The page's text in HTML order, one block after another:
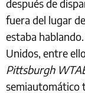
después de
fuera del lugar
estaba
Unidos, entre
Pittsburgh
semiautomático